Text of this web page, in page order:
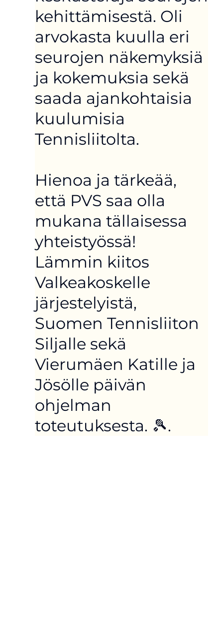
kehittämisestä. Oli
arvokasta kuulla eri
seurojen näkemyksiä
ja kokemuksia sekä
saada ajankohtaisia
kuulumisia
Tennisliitolta.
Hienoa ja tärkeää,
että PVS saa olla
mukana tällaisessa
yhteistyössä!
Lämmin kiitos
Valkeakoskelle
järjestelyistä,
Suomen Tennisliiton
Siljalle sekä
Vierumäen Katille ja
Jösölle päivän
ohjelman
toteutuksesta. 🎾.